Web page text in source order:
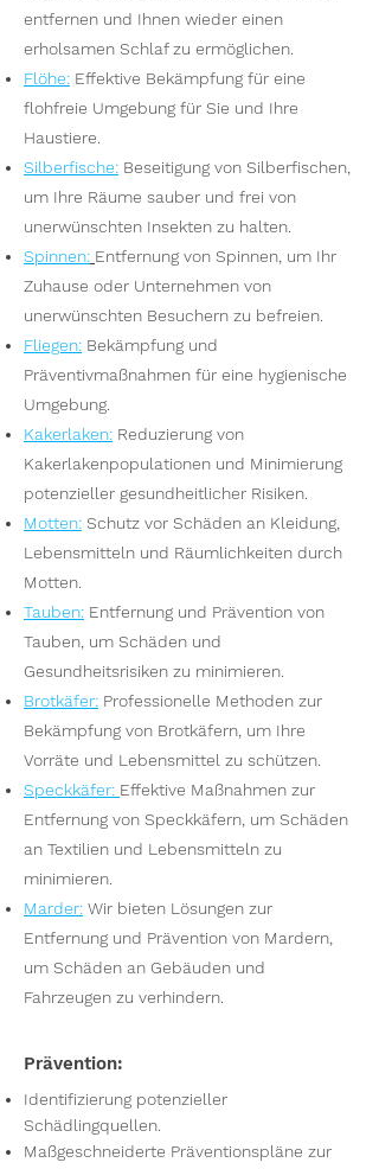
entfernen und Ihnen wieder einen
erholsamen Schlaf zu ermöglichen.
Flöhe: Effektive Bekämpfung für eine
flohfreie Umgebung für Sie und Ihre
Haustiere.
Silberfische: Beseitigung von Silberfischen,
um Ihre Räume sauber und frei von
unerwünschten Insekten zu halten.
Spinnen: Entfernung von Spinnen, um Ihr
Zuhause oder Unternehmen von
unerwünschten Besuchern zu befreien.
Fliegen: Bekämpfung und
Präventivmaßnahmen für eine hygienische
Umgebung.
Kakerlaken: Reduzierung von
Kakerlakenpopulationen und Minimierung
potenzieller gesundheitlicher Risiken.
Motten: Schutz vor Schäden an Kleidung,
Lebensmitteln und Räumlichkeiten durch
Motten.
Tauben: Entfernung und Prävention von
Tauben, um Schäden und
Gesundheitsrisiken zu minimieren.
Brotkäfer: Professionelle Methoden zur
Bekämpfung von Brotkäfern, um Ihre
Vorräte und Lebensmittel zu schützen.
Speckkäfer: Effektive Maßnahmen zur
Entfernung von Speckkäfern, um Schäden
an Textilien und Lebensmitteln zu
minimieren.
Marder: Wir bieten Lösungen zur
Entfernung und Prävention von Mardern,
um Schäden an Gebäuden und
Fahrzeugen zu verhindern.
Prävention:
Identifizierung potenzieller
Schädlingquellen.
Maßgeschneiderte Präventionspläne zur